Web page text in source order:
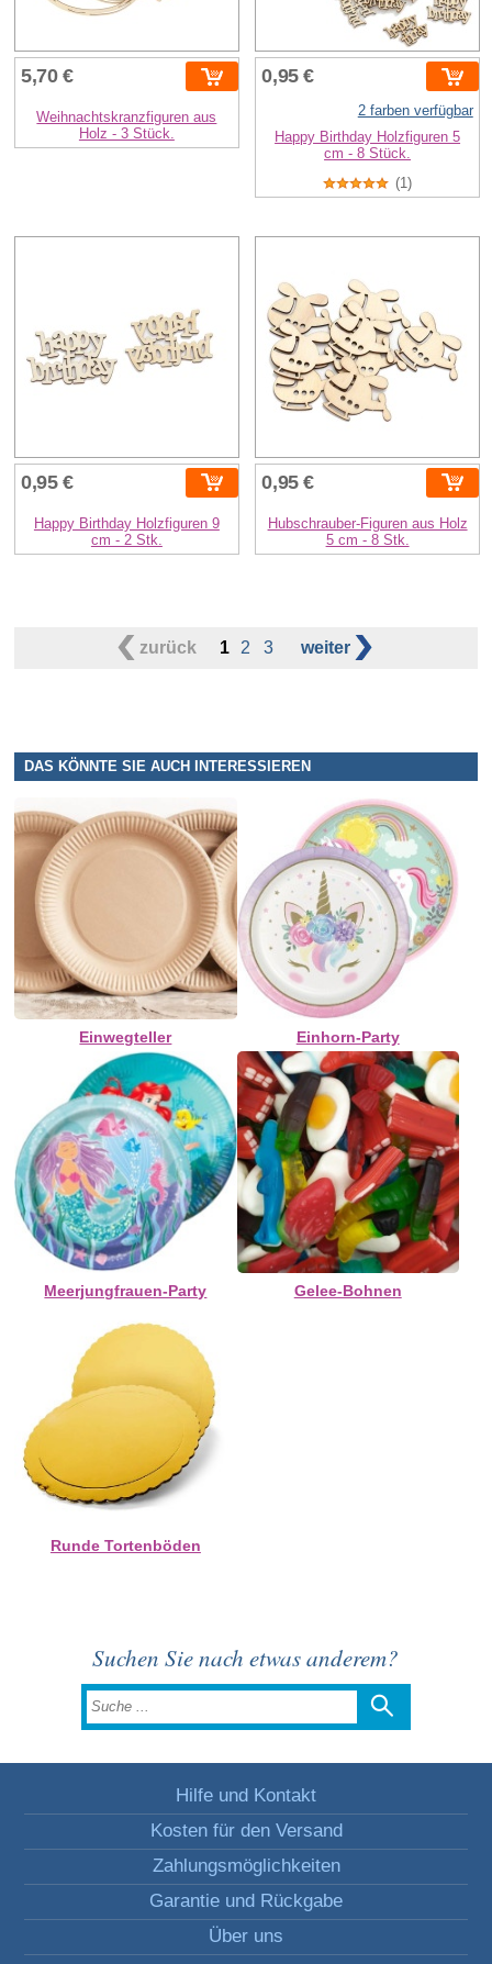
5,70 €
Weihnachtskranzfiguren aus
Holz - 3 Stück.
0,95 €
2 farben verfügbar
Happy Birthday Holzfiguren 5
cm - 8 Stück.
(1)
0,95 €
Happy Birthday Holzfiguren 9
cm - 2 Stk.
0,95 €
Hubschrauber-Figuren aus Holz
5 cm - 8 Stk.
zurück 1 2 3 weiter
DAS KÖNNTE SIE AUCH INTERESSIEREN
Einwegteller Einhorn-Party
Meerjungfrauen-Party Gelee-Bohnen
Runde Tortenböden
Suchen Sie nach etwas anderem?
Hilfe und Kontakt
Kosten für den Versand
Zahlungsmöglichkeiten
Garantie und Rückgabe
Über uns